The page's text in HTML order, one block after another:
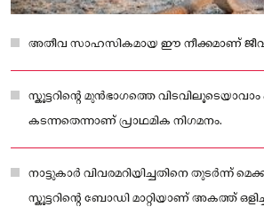
അതീവ സാഹസികമായ ഈ നീക്കമാണ്
സ്കൂട്ടറിന്റെ മുൻഭാഗത്തെ
കടന്നതെന്നാണ് പ്രാഥമിക നിഗമനം.
നാട്ടുകാർ വിവരമറിയിച്ചതിനെ തുടർന്ന്
സ്കൂട്ടറിന്റെ ബോഡി മാറ്റിയാണ് അകത്ത്